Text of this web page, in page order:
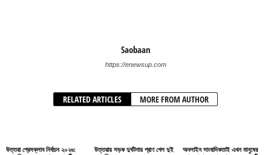
Saobaan
https://enewsup.com
RELATED ARTICLES MORE FROM AUTHOR
উত্তরা প্রেসক্লাব নির্বাচন ২০২৬:
উত্তরায় সড়ক দুর্ঘটনায় প্রাণ গেল দুই
অনলাইন সাংবাদিকতাই এখন মানুষের